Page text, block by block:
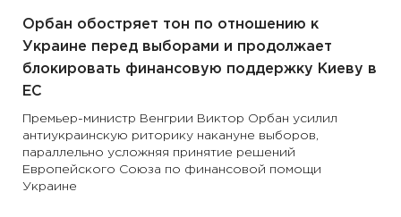
Орбан обостряет тон по отношению к
Украине перед выборами и продолжает
блокировать финансовую поддержку Киеву в
ЕС
Премьер-министр Венгрии Виктор Орбан усилил
антиукраинскую риторику накануне выборов,
параллельно усложняя принятие решений
Европейского Союза по финансовой помощи
Украине